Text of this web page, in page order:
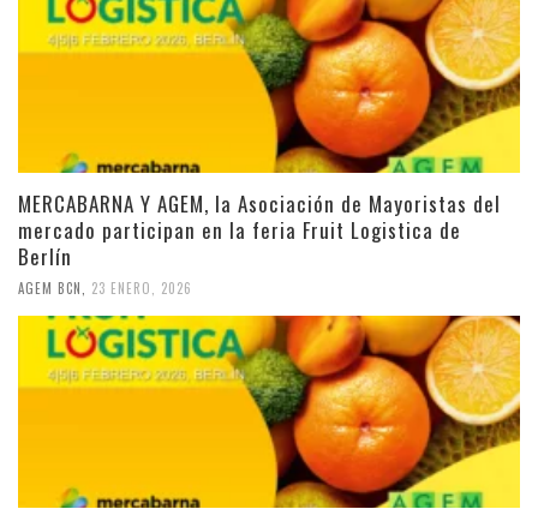
MERCABARNA Y AGEM, la Asociación de Mayoristas del
mercado participan en la feria Fruit Logistica de
Berlín
AGEM BCN 23 ENERO, 2026